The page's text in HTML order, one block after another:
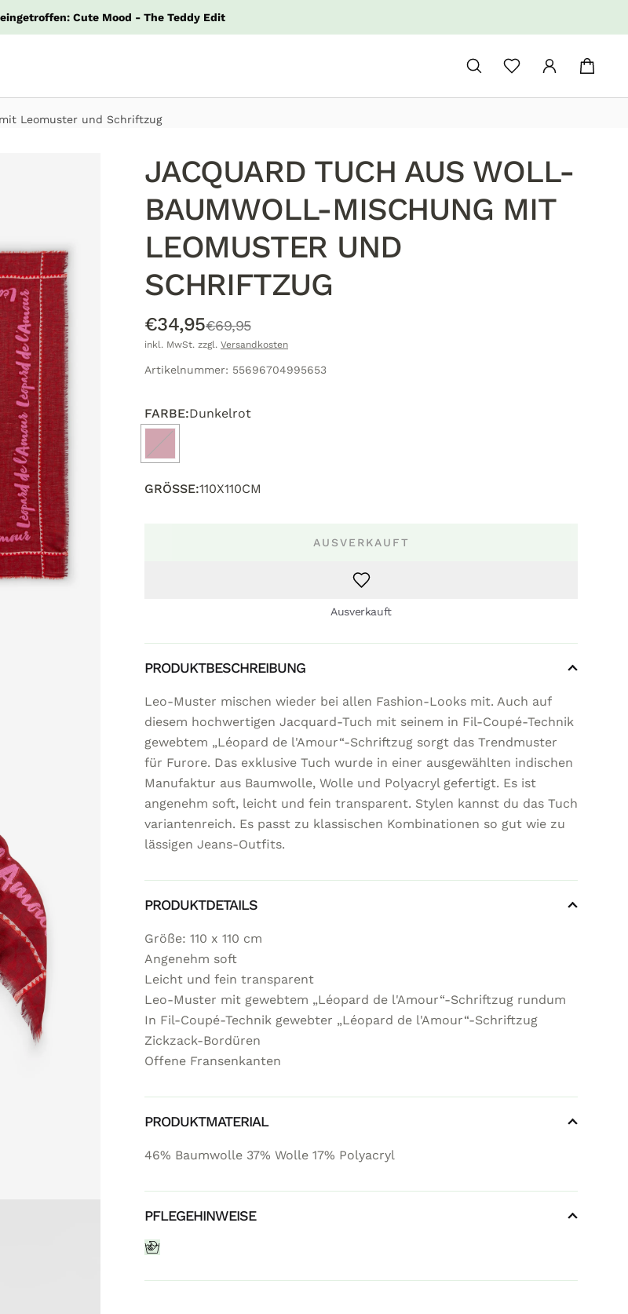
Cute Mood - The Teddy Edit
Leomuster und Schriftzug
JACQUARD TUCH AUS WOLL-
BAUMWOLL-MISCHUNG MIT
LEOMUSTER UND
SCHRIFTZUG
€34,95€69,95
inkl. MwSt. zzgl. Versandkosten
Artikelnummer: 55696704995653
FARBE:Dunkelrot
GRÖSSE: 110X110CM
AUSVERKAUFT
Ausverkauft
PRODUKTBESCHREIBUNG
Leo-Muster mischen wieder bei allen Fashion-Looks mit. Auch auf
diesem hochwertigen Jacquard-Tuch mit seinem in Fil-Coupé-Technik
gewebtem „Léopard de l'Amour“-Schriftzug sorgt das Trendmuster
für Furore. Das exklusive Tuch wurde in einer ausgewählten indischen
Manufaktur aus Baumwolle, Wolle und Polyacryl gefertigt. Es ist
angenehm soft, leicht und fein transparent. Stylen kannst du das Tuch
variantenreich. Es passt zu klassischen Kombinationen so gut wie zu
lässigen Jeans-Outfits.
PRODUKTDETAILS
Größe: 110 x 110 cm
Angenehm soft
Leicht und fein transparent
Leo-Muster mit gewebtem „Léopard de l'Amour“-Schriftzug rundum
In Fil-Coupé-Technik gewebter „Léopard de l'Amour“-Schriftzug
Zickzack-Bordüren
Offene Fransenkanten
PRODUKTMATERIAL
46% Baumwolle 37% Wolle 17% Polyacryl
PFLEGEHINWEISE